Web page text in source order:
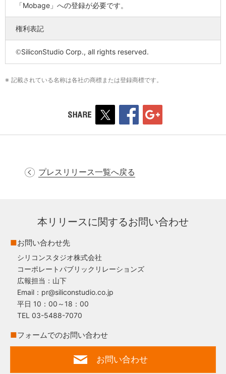
「Mobage」への登録が必要です。
権利表記
©SiliconStudio Corp., all rights reserved.
※ 記載されている名称は各社の商標または登録商標です。
プレスリリース一覧へ戻る
本リリースに関するお問い合わせ
■お問い合わせ先
シリコンスタジオ株式会社
コーポレートパブリックリレーションズ
広報担当：山下
Email：pr@siliconstudio.co.jp
平日 10：00～18：00
TEL 03-5488-7070
■フォームでのお問い合わせ
お問い合わせ